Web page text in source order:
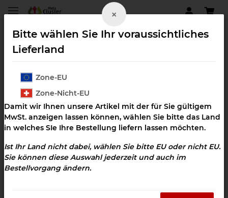
Klangcluster Downloads
Ausleitung Impfstoffe
Filter und Sortierung
Artikel 1 - 10 von 10
×
Bitte wählen Sie Ihr voraussichtliches
Lieferland
Zone-EU
Zone-Nicht-EU
Damit wir Ihnen unsere Artikel mit der für Sie gültigem
MwSt. anzeigen lassen können, wählen Sie bitte das Land
in welches SIe Ihre Bestellung liefern lassen möchten.
Ist Ihr Land nicht dabei, wählen Sie bitte EU oder nicht EU.
Sie können diese Auswahl jederzeit und auch im
Bestellvorgang ändern.